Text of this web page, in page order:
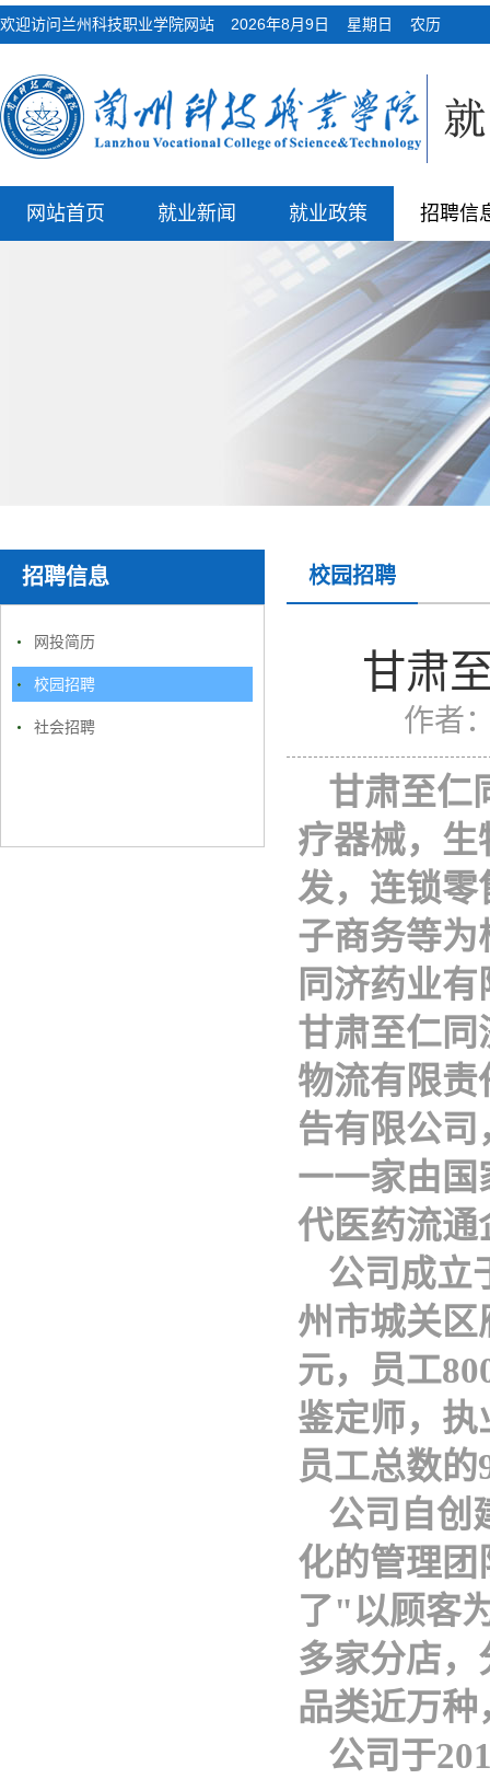
欢迎访问兰州科技职业学院网站 2026年8月9日 星期日 农历
网站首页 就业新闻 就业政策 招聘信
招聘信息
网投简历
校园招聘
社会招聘
校园招聘
甘肃
作者
甘肃至仁
疗器械，
发，连锁
子商务等
同济药业
甘肃至仁
物流有限责
告有限公
一一家由
代医药流通
公司成立
州市城关区
元，员工
鉴定师，执
员工总数
公司自创
化的管理
了"以顾客
多家分店
品类近万
公司于